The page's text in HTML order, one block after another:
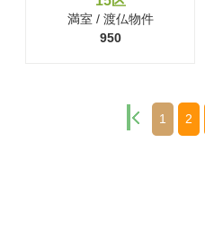
満室 / 渡仏物件
950
1 2